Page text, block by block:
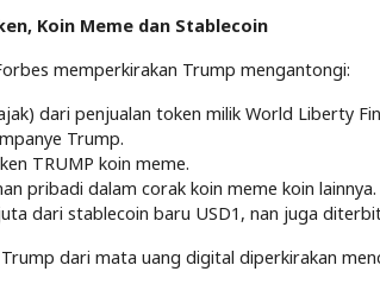
Koin Meme dan Stablecoin
memperkirakan Trump mengantongi:
dari penjualan token milik World Liberty
Trump.
TRUMP koin meme.
pribadi dalam corak koin meme koin lainnya.
dari stablecoin baru USD1, nan juga
dari mata uang digital diperkirakan